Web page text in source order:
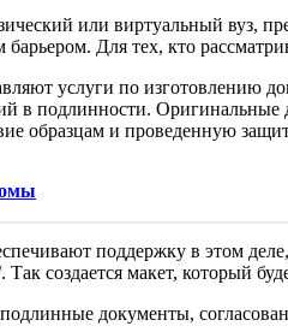
или виртуальный вуз,
Для тех, кто
услуги по изготовлению
в подлинности.
образцам и проведенную
поддержку в этом
создается макет, который
документы,